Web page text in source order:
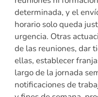
determinada, y el
horario solo queda
urgencia. Otras
de las reuniones, dar
ellas, establecer
largo de la jornada
notificaciones de